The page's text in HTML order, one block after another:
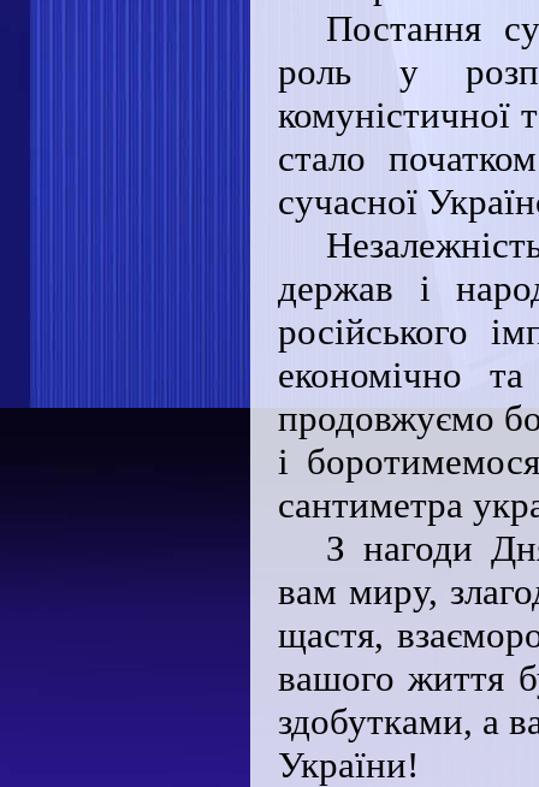
Постання
роль у
комуністичної
стало
сучасної
держав і
російського
економічно
продовжуємо
і
сантиметра
З нагоди
вам миру,
щастя,
вашого життя
здобутками, а
України!